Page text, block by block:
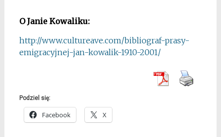
O Janie Kowaliku:
http://www.cultureave.com/bibliograf-prasy-
emigracyjnej-jan-kowalik-1910-2001/
Podziel się:
Facebook X